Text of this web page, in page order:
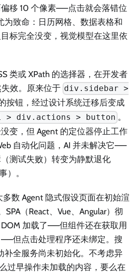
移 10 个像素——点击就会落错位
为致命：日历网格、数据表格和
标完全没变，视觉模型在这里依
类或 XPath 的选择器，在开发者
效。原来位于 div.sidebar >
按钮，经过设计系统迁移后变成
> div.actions > button 。
变，但 Agent 的定位器停止工作
自动化问题，AI 并未解决它——
测试失败）转变为静默退化
）。
多数 Agent 隐式假设页面在初始渲
（React、Vue、Angular）彻
加载了——但组件还在获取用
但点击处理程序还未绑定。搜
全服务尚未初始化。不考虑异
过早操作未加载的内容，要么在